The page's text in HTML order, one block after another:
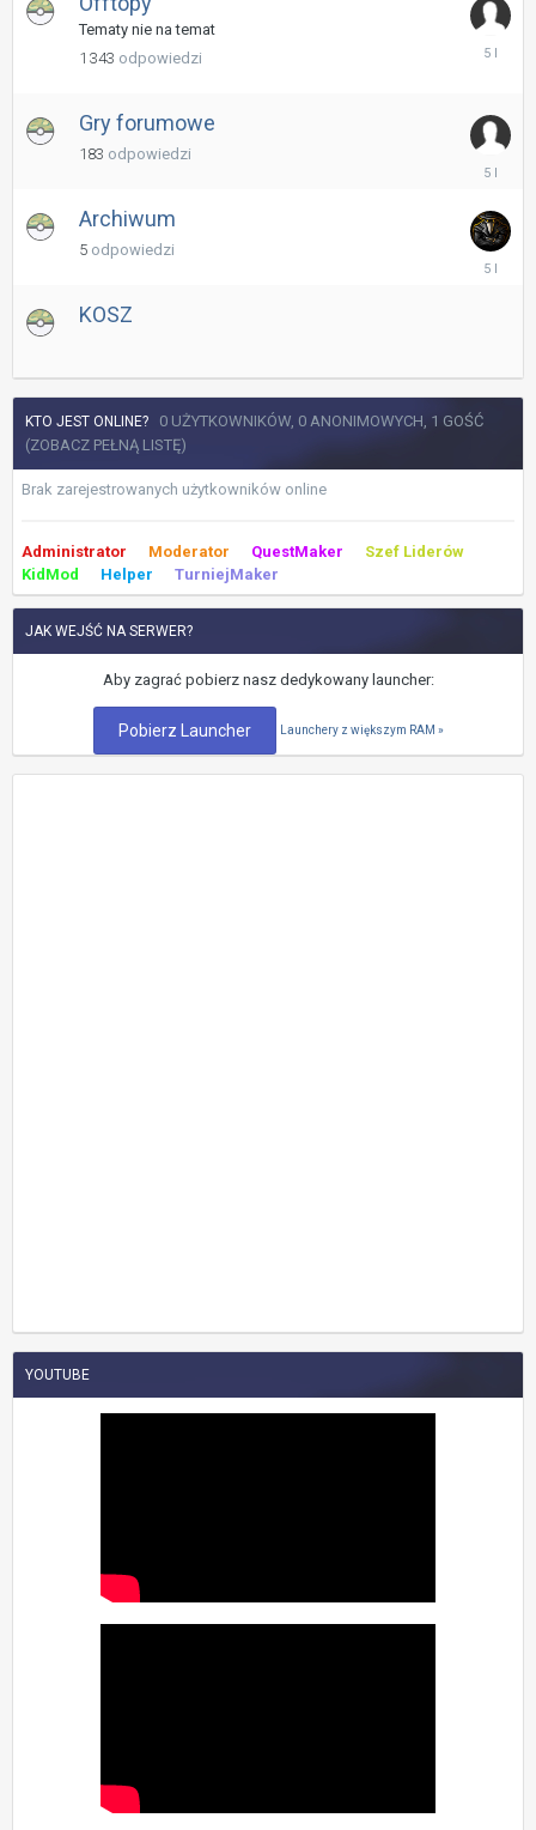
Tematy nie na temat
1 343 odpowiedzi
Gry forumowe
183 odpowiedzi
30
2021
Archiwum
5 odpowiedzi
KOSZ
KTO JEST ONLINE? 0 UŻYTKOWNIKÓW, 0 ANONIMOWYCH, 1 GOŚĆ
(ZOBACZ PEŁNĄ LISTĘ)
Brak zarejestrowanych użytkowników online
Administrator Moderator QuestMaker
Szef Liderów
KidMod
Helper TurniejMaker
JAK WEJŚĆ NA SERWER?
Aby zagrać pobierz nasz dedykowany launcher:
Pobierz Launcher Launchery z większym RAM »
YOUTUBE